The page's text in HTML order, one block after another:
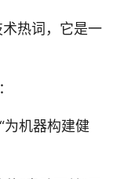
热词，它是一
为机器构建健